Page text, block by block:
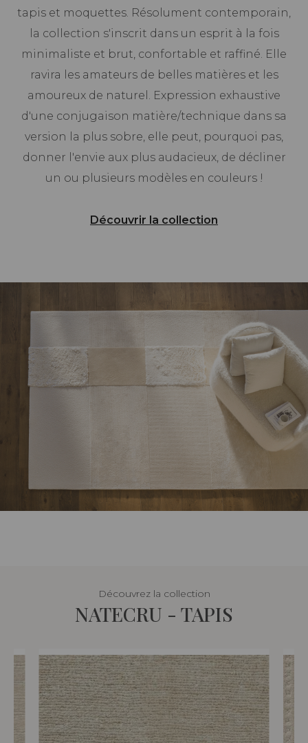
tapis et moquettes. Résolument contemporain,
la collection s'inscrit dans un esprit à la fois
minimaliste et brut, confortable et raffiné. Elle
ravira les amateurs de belles matières et les
amoureux de naturel. Expression exhaustive
d'une conjugaison matière/technique dans sa
version la plus sobre, elle peut, pourquoi pas,
donner l'envie aux plus audacieux, de décliner
un ou plusieurs modèles en couleurs !
Découvrir la collection
Découvrez la collection
NATECRU - TAPIS